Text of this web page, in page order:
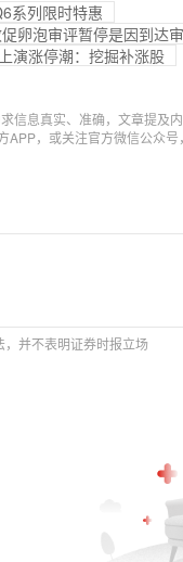
系列限时特惠
卵泡审评暂停是因到达
演涨停潮：挖掘补涨股
信息真实、准确，文章提及
APP，或关注官方微信公众
并不表明证券时报立场